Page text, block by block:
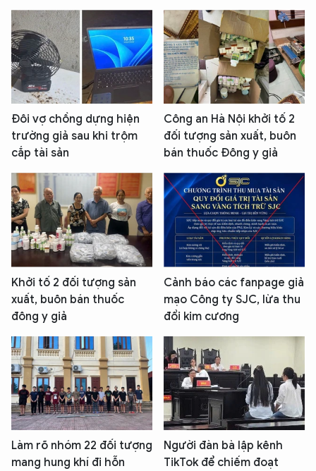
Đôi vợ chồng dựng hiện
trường giả sau khi trộm
cắp tài sản
Công an Hà Nội khởi tố 2
đối tượng sản xuất, buôn
bán thuốc Đông y giả
Khởi tố 2 đối tượng sản
xuất, buôn bán thuốc
đông y giả
Cảnh báo các fanpage giả
mạo Công ty SJC, lừa thu
đổi kim cương
Làm rõ nhóm 22 đối tượng
mang hung khí đi hỗn
Người đàn bà lập kênh
TikTok để chiếm đoạt